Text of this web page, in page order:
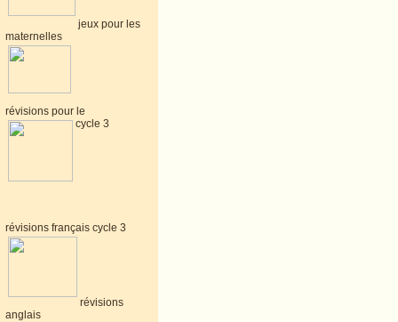
jeux pour les
maternelles
révisions pour le
cycle 3
révisions français cycle 3
révisions
anglais